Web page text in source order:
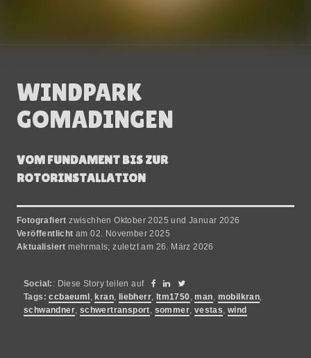
WINDPARK
GOMADINGEN
VOM FUNDAMENT BIS ZUR
ROTORINSTALLATION
Fotografiert zwischhen Oktober 2025 und Januar 2026
Veröffentlicht am 02. November 2025
Aktualisiert mehrmals; zuletzt am 26. März 2026
Social: : Diese Story teilen auf
Tags: ccbaeuml , kran, liebherr, ltm1750,man, mobilkran,
schwandner, schwertransport, sommer, vestas,wind